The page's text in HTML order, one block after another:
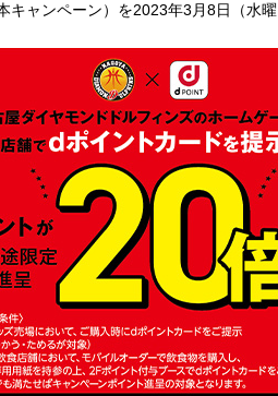
ャンペーン）を2023年3月8日（水